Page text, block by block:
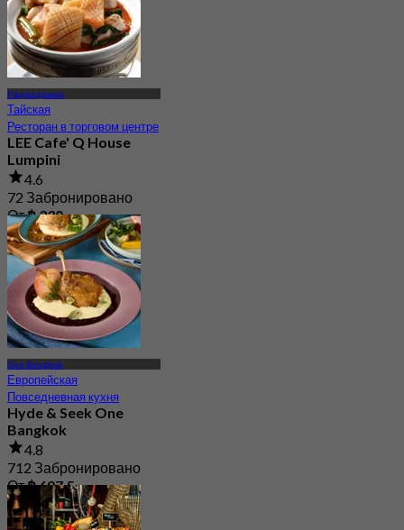
Раджадамри
Тайская
Ресторан в торговом центре
LEE Cafe' Q House
Lumpini
4.6
72 Забронировано
От฿ 330
One Bangkok
Европейская
Повседневная кухня
Hyde & Seek One
Bangkok
4.8
712 Забронировано
От฿ 697.5